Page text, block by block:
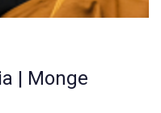
| Monge